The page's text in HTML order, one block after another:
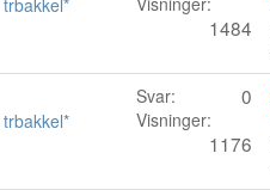
trbakkel*
1484
trbakkel*
Svar: 0
Visninger:
1176